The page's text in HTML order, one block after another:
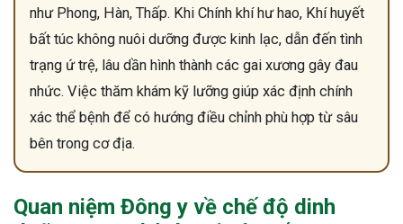
như Phong, Hàn, Thấp. Khi Chính khí hư hao, Khí huyết
bất túc không nuôi dưỡng được kinh lạc, dẫn đến tình
trạng ứ trệ, lâu dần hình thành các gai xương gây đau
nhức. Việc thăm khám kỹ lưỡng giúp xác định chính
xác thể bệnh để có hướng điều chỉnh phù hợp từ sâu
bên trong cơ địa.
Quan niệm Đông y về chế độ dinh